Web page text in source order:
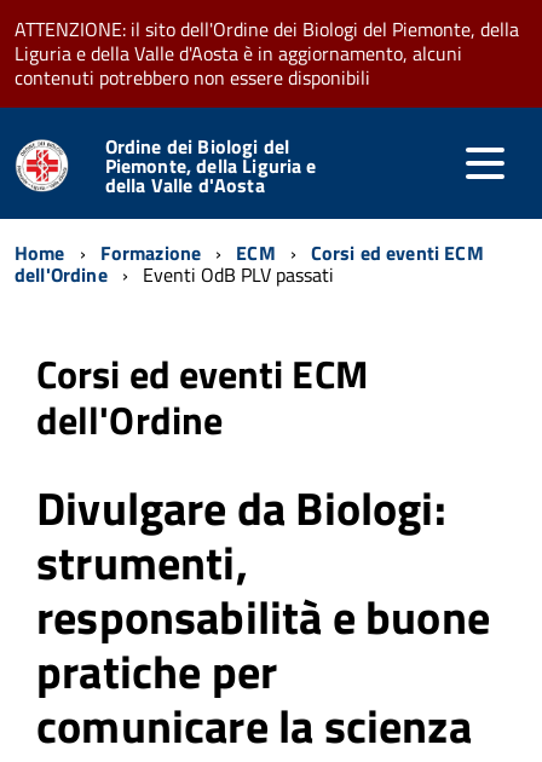
ATTENZIONE: il sito dell'Ordine dei Biologi del Piemonte, della
Liguria e della Valle d'Aosta è in aggiornamento, alcuni
contenuti potrebbero non essere disponibili
Ordine dei Biologi del
Piemonte, della Liguria e
della Valle d'Aosta
Home Formazione ECM Corsi ed eventi ECM
dell'Ordine Eventi OdB PLV passati
Corsi ed eventi ECM
dell'Ordine
Divulgare da Biologi:
strumenti,
responsabilità e buone
pratiche per
comunicare la scienza